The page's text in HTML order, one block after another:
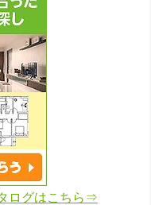
ログはこちら⇒